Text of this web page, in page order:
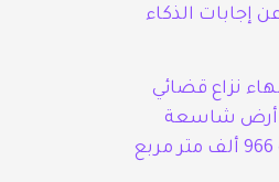
إجابات الذكاء
نزاع قضائي
أرض شاسعة